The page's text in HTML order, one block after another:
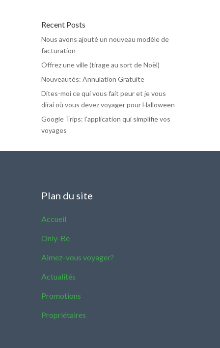
Recent Posts
Nous avons ajouté un nouveau modèle de
facturation
Offrez une ville (tirage au sort de Noël)
Nouveautés: Annulation Gratuite
Dites-moi ce qui vous fait peur et je vous
dirai où vous devez voyager pour Halloween
Google Trips: l’application qui simplifie vos
voyages
Plan du site
Accueil
Only-Be
Aimez-vous voyager?
Actualités
Promotions
Propriétaires